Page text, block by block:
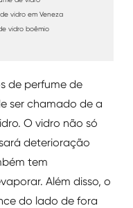
vidro em Veneza
vidro boêmio
de perfume de
ser chamado de a
O vidro não só
deterioração
tem
Além disso, o
do lado de fora